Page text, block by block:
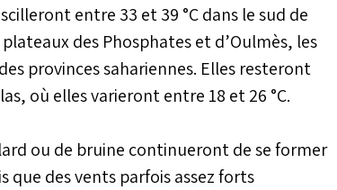
entre 33 et 39 °C dans le sud de
des Phosphates et d’Oulmès, les
provinces sahariennes. Elles resteront
où elles varieront entre 18 et 26 °C.
ou de bruine continueront de se former
des vents parfois assez forts